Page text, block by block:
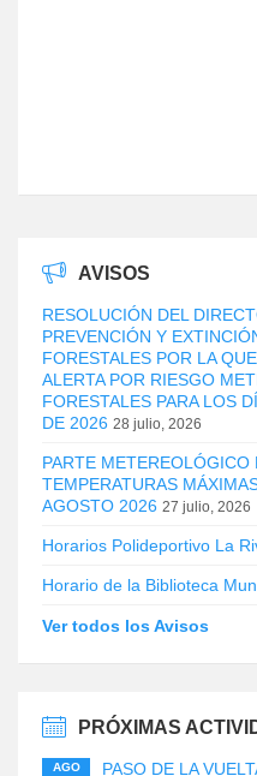
AVISOS
RESOLUCIÓN DEL
PREVENCIÓN Y
FORESTALES POR LA
ALERTA POR RIESGO
FORESTALES PARA LOS
DE 2026 28 julio, 2026
PARTE METEREOLÓGICO
TEMPERATURAS
AGOSTO 2026 27 julio, 2026
Horarios Polideportivo La
Horario de la Biblioteca
Ver todos los Avisos
PRÓXIMAS
AGO PASO DE LA